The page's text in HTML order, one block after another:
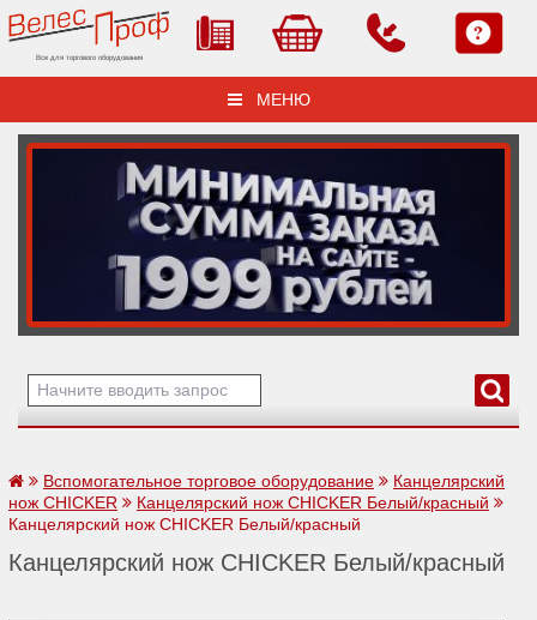
Все для торгового оборудования
МЕНЮ
Вспомогательное торговое оборудование
Канцелярский
нож CHICKER
Канцелярский нож CHICKER Белый/красный
Канцелярский нож CHICKER Белый/красный
Канцелярский нож CHICKER Белый/красный